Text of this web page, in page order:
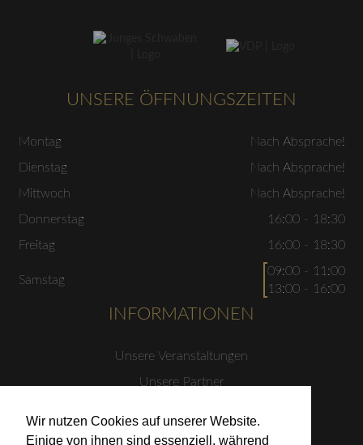
Wir nutzen Cookies auf unserer Website.
Einige von ihnen sind essenziell, während
UNSERE ÖFFNUNGSZEITEN
Montag
Nach Absprache!
Dienstag
Nach Absprache!
Mittwoch
Nach Absprache!
Donnerstag
16:00 - 18:30
Freitag
16:00 - 18:30
Samstag
09:00 - 11:00
13:00 - 16:00
INFORMATIONEN
Unsere Veranstaltungen
Unsere Partner
Impressum